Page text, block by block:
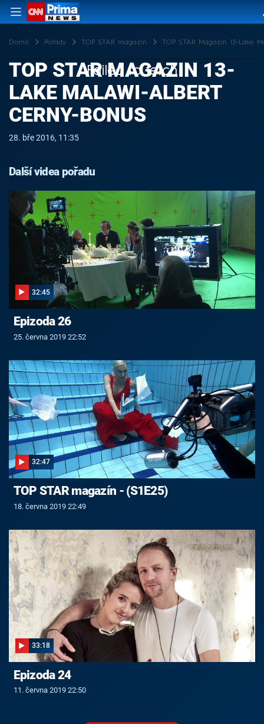
Domů Pořady TOP STAR magazín TOP STAR Magazin 13-Lake
Failed to fetch
TOP STAR MAGAZIN 13-
LAKE MALAWI-ALBERT
CERNY-BONUS
28. bře 2016, 11:35
Další videa pořadu
32:45
Epizoda 26
25. června 2019 22:52
32:47
TOP STAR magazín - (S1E25)
18. června 2019 22:49
33:18
Epizoda 24
11. června 2019 22:50